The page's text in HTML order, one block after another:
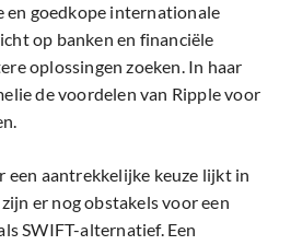
en goedkope internationale
op banken en financiële
oplossingen zoeken. In haar
de voordelen van Ripple voor
een aantrekkelijke keuze lijkt in
er nog obstakels voor een
SWIFT-alternatief. Een